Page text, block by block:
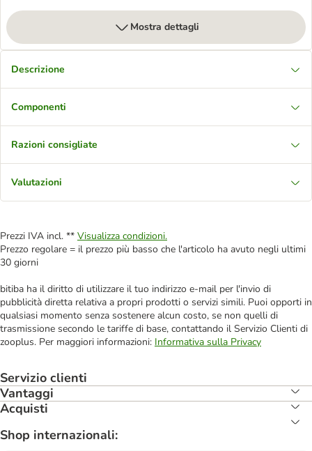
Mostra dettagli
Descrizione
Componenti
Razioni consigliate
Valutazioni
Prezzi IVA incl. ** Visualizza condizioni.
Prezzo regolare = il prezzo più basso che l'articolo ha avuto negli ultimi
30 giorni
bitiba ha il diritto di utilizzare il tuo indirizzo e-mail per l'invio di
pubblicità diretta relativa a propri prodotti o servizi simili. Puoi opporti in
qualsiasi momento senza sostenere alcun costo, se non quelli di
trasmissione secondo le tariffe di base, contattando il Servizio Clienti di
zooplus. Per maggiori informazioni: Informativa sulla Privacy
Servizio clienti
Vantaggi
Acquisti
Shop internazionali: